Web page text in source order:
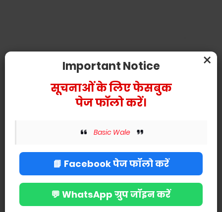
×
Important Notice
सूचनाओं के लिए फेसबुक
पेज फॉलो करें।
Basic Wale
📘 Facebook पेज फॉलो करें
💬 WhatsApp ग्रुप जॉइन करें